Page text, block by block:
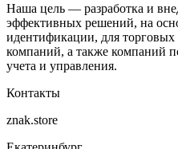
Наша цель — разработка и
эффективных решений, на
идентификации, для
компаний, а также компаний
учета и управления.
Контакты
znak.store